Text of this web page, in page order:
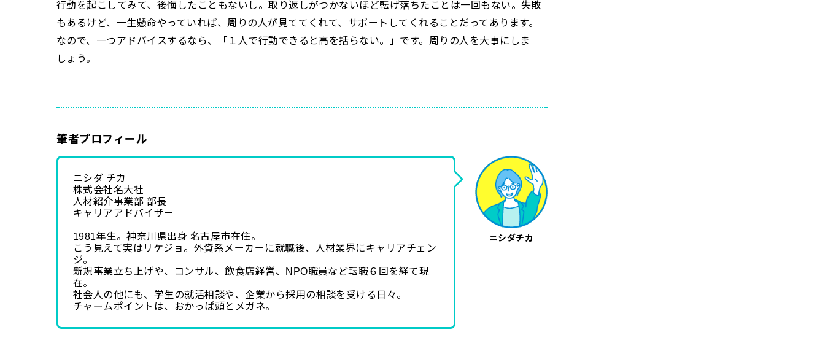
行動を起こしてみて、後悔したこともないし。取り返しがつかないほど転げ落ちたことは一回もない。失敗
もあるけど、一生懸命やっていれば、周りの人が見ててくれて、サポートしてくれることだってあります。
なので、一つアドバイスするなら、「１人で行動できると高を括らない。」です。周りの人を大事にしま
しょう。
筆者プロフィール
ニシダ チカ
株式会社名大社
人材紹介事業部 部長
キャリアアドバイザー
1981年生。神奈川県出身 名古屋市在住。
こう見えて実はリケジョ。外資系メーカーに就職後、人材業界にキャリアチェン
ジ。
新規事業立ち上げや、コンサル、飲食店経営、NPO職員など転職６回を経て現
在。
社会人の他にも、学生の就活相談や、企業から採用の相談を受ける日々。
チャームポイントは、おかっぱ頭とメガネ。
ニシダチカ